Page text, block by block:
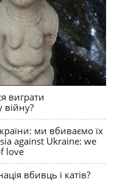
виграти
війну?
ми вбиваємо їх
against Ukraine: we
love
вбивць і катів?